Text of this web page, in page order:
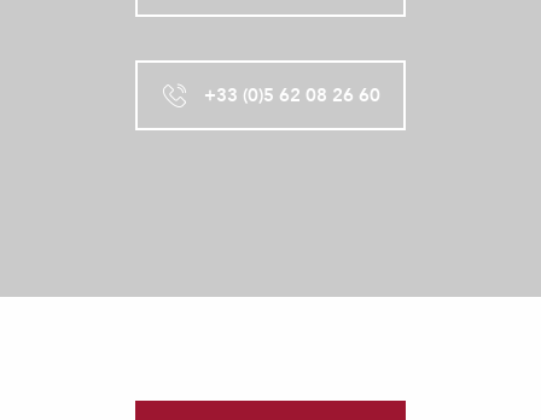
+33 (0)5 62 08 26 60